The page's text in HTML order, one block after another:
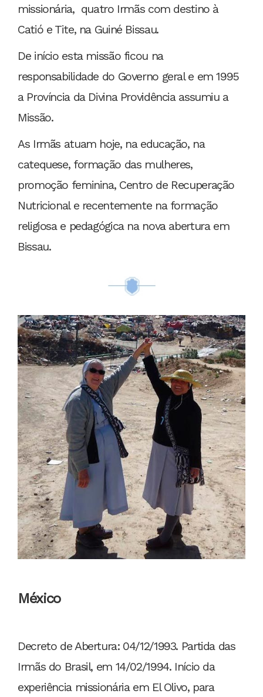
missionária, quatro Irmãs com destino à
Catió e Tite, na Guiné Bissau.
De início esta missão ficou na
responsabilidade do Governo geral e em 1995
a Província da Divina Providência assumiu a
Missão.
As Irmãs atuam hoje, na educação, na
catequese, formação das mulheres,
promoção feminina, Centro de Recuperação
Nutricional e recentemente na formação
religiosa e pedagógica na nova abertura em
Bissau.
México
Decreto de Abertura: 04/12/1993. Partida das
Irmãs do Brasil, em 14/02/1994. Início da
experiência missionária em El Olivo, para